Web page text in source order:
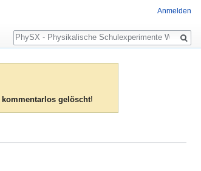
kommentarlos gelöscht!
Anmelden
Suche